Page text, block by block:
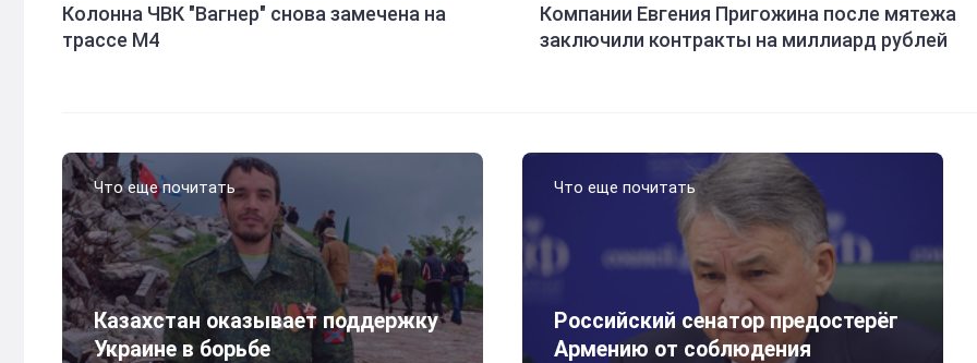
Колонна ЧВК "Вагнер" снова замечена на
трассе М4
Компании Евгения Пригожина после мятежа
заключили контракты на миллиард рублей
Что еще почитать
Казахстан оказывает поддержку
Украине в борьбе
Что еще почитать
Российский сенатор предостерёг
Армению от соблюдения